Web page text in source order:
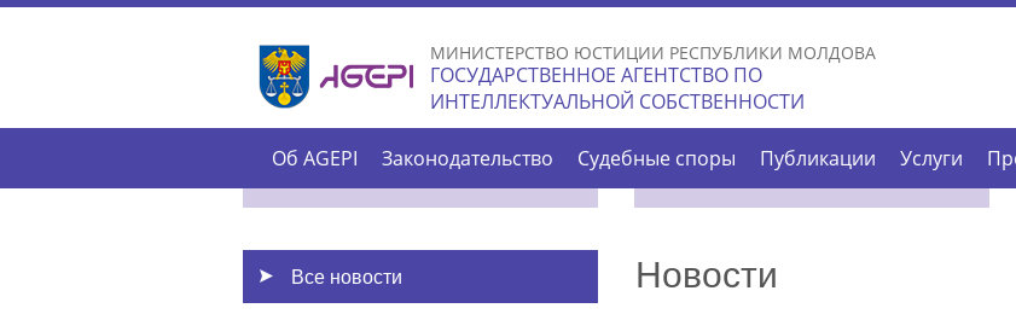
Skip to
main
content
МИНИСТЕРСТВО ЮСТИЦИИ РЕСПУБЛИКИ МОЛДОВА
ГОСУДАРСТВЕННОЕ АГЕНТСТВО ПО
ИНТЕЛЛЕКТУАЛЬНОЙ СОБСТВЕННОСТИ
Об AGEPI Законодательство Судебные споры Публикации Услуги
Все новости Новости